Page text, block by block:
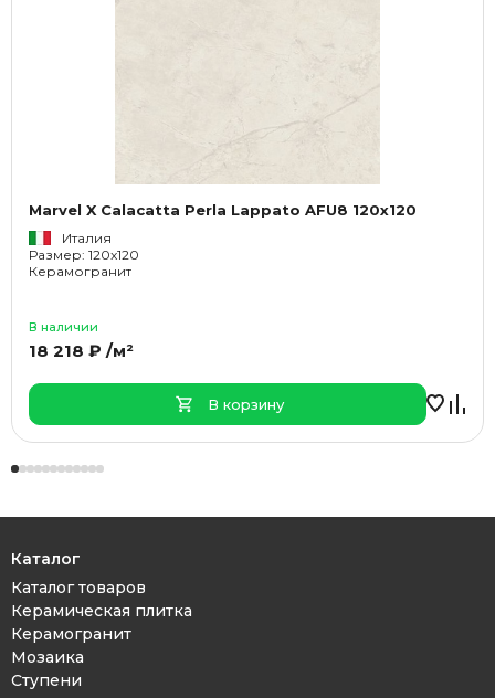
Marvel X Calacatta Perla Lappato AFU8 120x120
Италия
Размер: 120x120
Керамогранит
В наличии
18 218 ₽ /м²
В корзину
Каталог
Каталог товаров
Керамическая плитка
Керамогранит
Мозаика
Ступени